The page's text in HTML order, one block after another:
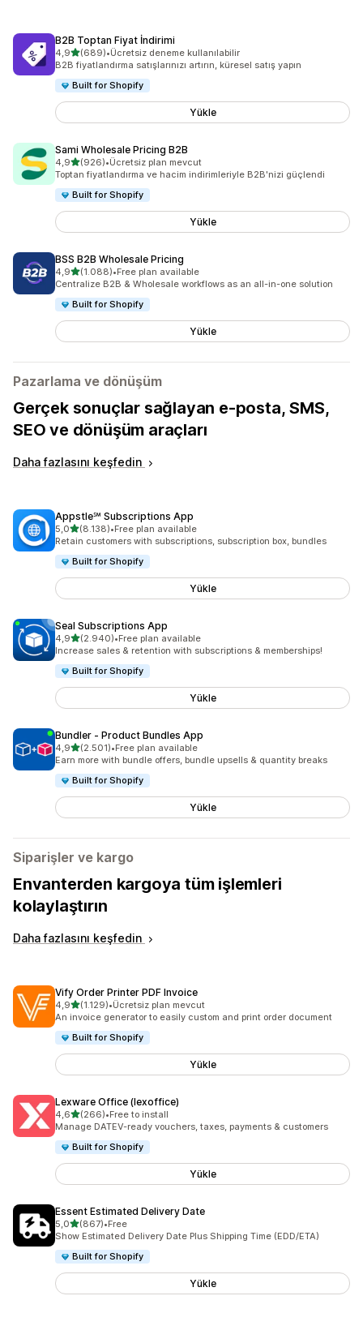
B2B Toptan Fiyat İndirimi
4,95 yıldız üzerinden
(689)
toplam 689 değerlendirme
•Ücretsiz deneme kullanılabilir
B2B fiyatlandırma satışlarınızı artırın, küresel satış yapın
Built for Shopify
Yükle
Sami Wholesale Pricing B2B
4,95 yıldız üzerinden
(926)
toplam 926 değerlendirme
•Ücretsiz plan mevcut
Toptan fiyatlandırma ve hacim indirimleriyle B2B'nizi güçlendi
Built for Shopify
Yükle
BSS B2B Wholesale Pricing
4,95 yıldız üzerinden
(1.088)
toplam 1088 değerlendirme
•Free plan available
Centralize B2B & Wholesale workflows as an all-in-one solution
Built for Shopify
Yükle
Pazarlama ve dönüşüm
Gerçek sonuçlar sağlayan e-posta, SMS,
SEO ve dönüşüm araçları
Daha fazlasını keşfedin
Appstle℠ Subscriptions App
5,05 yıldız üzerinden
(8.138)
toplam 8138 değerlendirme
•Free plan available
Retain customers with subscriptions, subscription box, bundles
Built for Shopify
Yükle
Seal Subscriptions App
4,95 yıldız üzerinden
(2.940)
toplam 2940 değerlendirme
•Free plan available
Increase sales & retention with subscriptions & memberships!
Built for Shopify
Yükle
Bundler ‑ Product Bundles App
4,95 yıldız üzerinden
(2.501)
toplam 2501 değerlendirme
•Free plan available
Earn more with bundle offers, bundle upsells & quantity breaks
Built for Shopify
Yükle
Siparişler ve kargo
Envanterden kargoya tüm işlemleri
kolaylaştırın
Daha fazlasını keşfedin
Vify Order Printer PDF Invoice
4,95 yıldız üzerinden
(1.129)
toplam 1129 değerlendirme
•Ücretsiz plan mevcut
An invoice generator to easily custom and print order document
Built for Shopify
Yükle
Lexware Office (lexoffice)
4,65 yıldız üzerinden
(266)
toplam 266 değerlendirme
•Free to install
Manage DATEV-ready vouchers, taxes, payments & customers
Built for Shopify
Yükle
Essent Estimated Delivery Date
5,05 yıldız üzerinden
(867)
toplam 867 değerlendirme
•Free
Show Estimated Delivery Date Plus Shipping Time (EDD/ETA)
Built for Shopify
Yükle